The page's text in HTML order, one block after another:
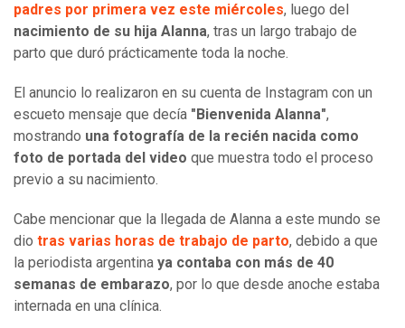
padres por primera vez este miércoles, luego del
nacimiento de su hija Alanna, tras un largo trabajo de
parto que duró prácticamente toda la noche.
El anuncio lo realizaron en su cuenta de Instagram con un
escueto mensaje que decía "Bienvenida Alanna",
mostrando una fotografía de la recién nacida como
foto de portada del video que muestra todo el proceso
previo a su nacimiento.
Cabe mencionar que la llegada de Alanna a este mundo se
dio tras varias horas de trabajo de parto, debido a que
la periodista argentina ya contaba con más de 40
semanas de embarazo, por lo que desde anoche estaba
internada en una clínica.